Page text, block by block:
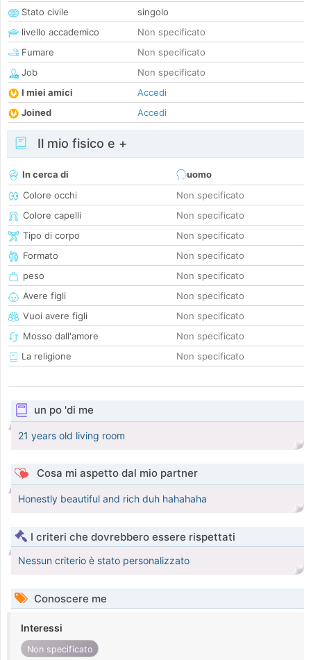
Stato civile
singolo
livello accademico
Non specificato
Fumare
Non specificato
Job
Non specificato
I miei amici
Accedi
Joined
Accedi
Il mio fisico e +
In cerca di
uomo
Colore occhi
Non specificato
Colore capelli
Non specificato
Tipo di corpo
Non specificato
Formato
Non specificato
peso
Non specificato
Avere figli
Non specificato
Vuoi avere figli
Non specificato
Mosso dall'amore
Non specificato
La religione
Non specificato
un po 'di me
21 years old living room
Cosa mi aspetto dal mio partner
Honestly beautiful and rich duh hahahaha
I criteri che dovrebbero essere rispettati
Nessun criterio è stato personalizzato
Conoscere me
Interessi
Non specificato